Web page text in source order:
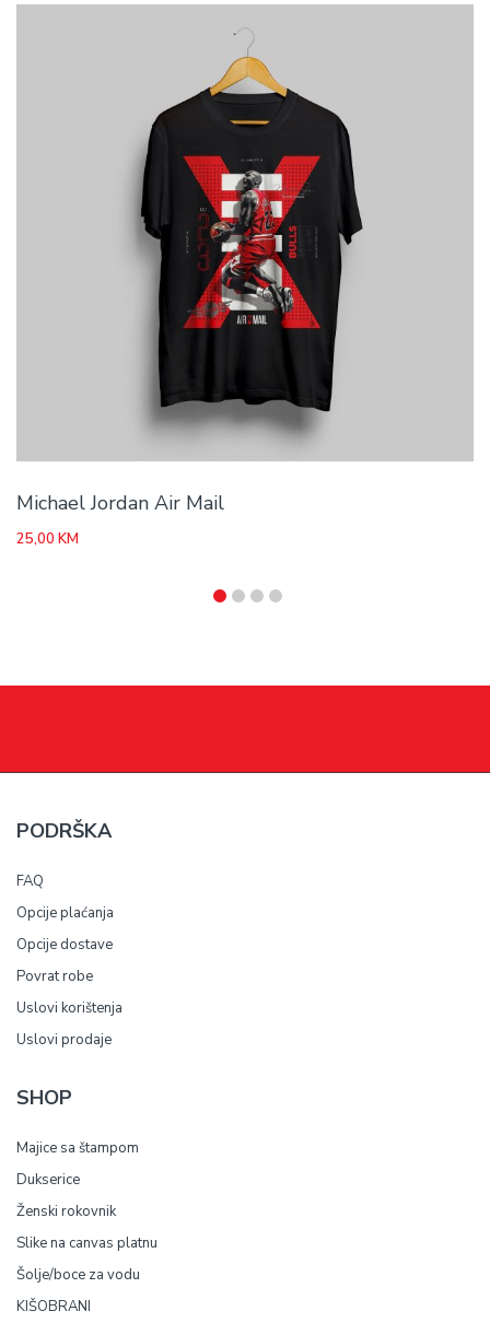
Michael Jordan Air Mail
25,00 KM
PODRŠKA
FAQ
Opcije plaćanja
Opcije dostave
Povrat robe
Uslovi korištenja
Uslovi prodaje
SHOP
Majice sa štampom
Dukserice
Ženski rokovnik
Slike na canvas platnu
Šolje/boce za vodu
KIŠOBRANI